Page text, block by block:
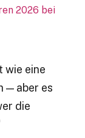
2026 bei
wie eine
— aber es
die